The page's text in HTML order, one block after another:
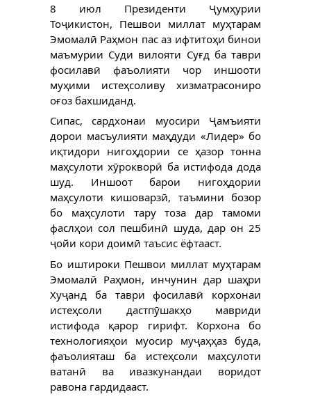
8 июл Президенти Ҷумҳурии
Тоҷикистон, Пешвои миллат муҳтарам
Эмомалӣ Раҳмон пас аз ифтитоҳи бинои
маъмурии Суди вилояти Суғд ба таври
фосилавӣ фаъолияти чор иншооти
муҳими истеҳсоливу хизматрасониро
оғоз бахшиданд.
Сипас, сардхонаи муосири Ҷамъияти
дорои масъулияти маҳдуди «Лидер» бо
иқтидори нигоҳдории се ҳазор тонна
маҳсулоти хӯрокворӣ ба истифода дода
шуд. Иншоот барои нигоҳдории
маҳсулоти кишоварзӣ, таъмини бозор
бо маҳсулоти тару тоза дар тамоми
фаслҳои сол пешбинӣ шуда, дар он 25
ҷойи кори доимӣ таъсис ёфтааст.
Бо иштироки Пешвои миллат муҳтарам
Эмомалӣ Раҳмон, инчунин дар шаҳри
Хуҷанд ба таври фосилавӣ корхонаи
истеҳсоли дастпӯшакҳо мавриди
истифода қарор гирифт. Корхона бо
технологияҳои муосир муҷаҳҳаз буда,
фаъолияташ ба истеҳсоли маҳсулоти
ватанӣ ва ивазкунандаи воридот
равона гардидааст.